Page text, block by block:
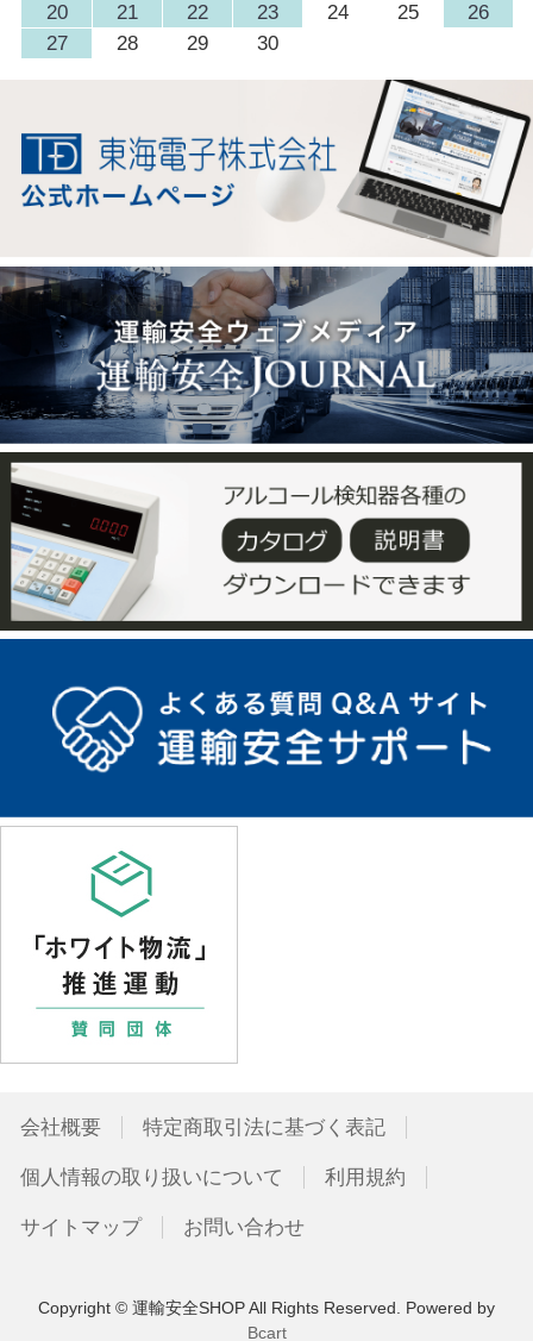
20
21 22 23 24 25
26
27
28 29 30
会社概要 特定商取引法に基づく表記
個人情報の取り扱いについて 利用規約
サイトマップ お問い合わせ
Copyright © 運輸安全SHOP All Rights Reserved. Powered by
Bcart